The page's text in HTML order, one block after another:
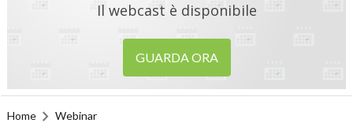
Il webcast è disponibile
GUARDA ORA
Home Webinar